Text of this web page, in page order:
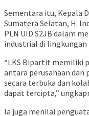
Sementara itu, Kepala
Sumatera Selatan, H.
PLN UID S2JB dalam
industrial di lingkungan
“LKS Bipartit memiliki
antara perusahaan dan
secara terbuka dan
dapat tercipta,”
Ia juga menilai